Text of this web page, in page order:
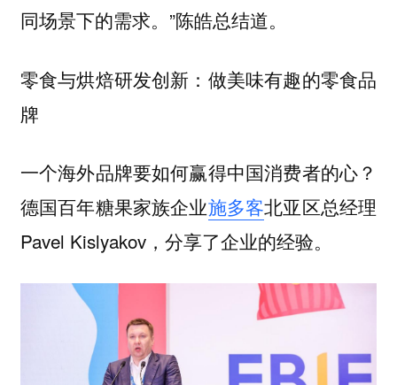
同场景下的需求。 ”陈皓总结道。
零食与烘焙研发创新：做美味有趣的零食品
牌
一个海外品牌要如何赢得中国消费者的心？
德国百年糖果家族企业施多客北亚区总经理
Pavel Kislyakov，分享了企业的经验。